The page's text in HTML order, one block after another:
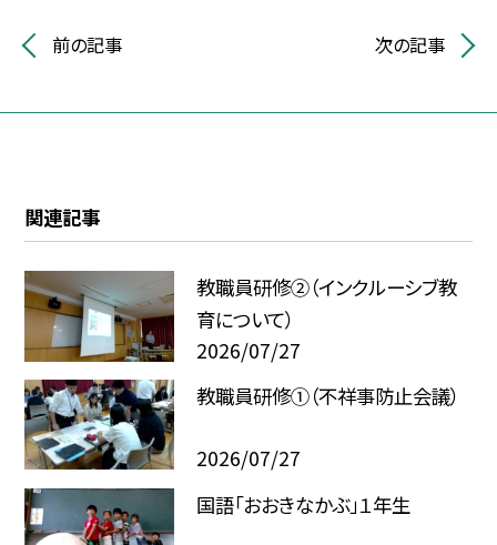
前の記事 次の記事
関連記事
教職員研修②（インクルーシブ教
育について）
2026/07/27
教職員研修①（不祥事防止会議）
2026/07/27
国語「おおきなかぶ」１年生